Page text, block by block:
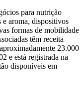
para nutrição
e aroma, dispositivos
formas de mobilidade
têm receita
23.000
e está registrada na
disponíveis em